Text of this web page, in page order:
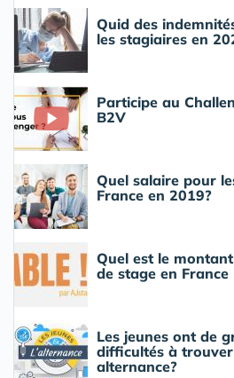
Quid des
les stagiaires en
Participe au
B2V
Quel salaire pour
France en 2019?
Quel est le
de stage en France
Les jeunes ont de
difficultés à
alternance?